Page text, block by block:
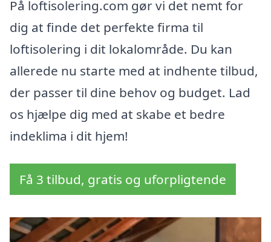
På loftisolering.com gør vi det nemt for
dig at finde det perfekte firma til
loftisolering i dit lokalområde. Du kan
allerede nu starte med at indhente tilbud,
der passer til dine behov og budget. Lad
os hjælpe dig med at skabe et bedre
indeklima i dit hjem!
Få 3 tilbud, gratis og uforpligtende